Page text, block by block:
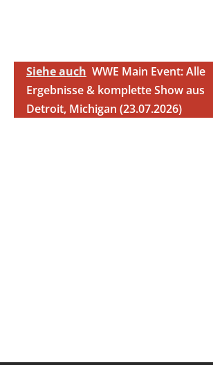
Siehe auch WWE Main Event: Alle
Ergebnisse & komplette Show aus
Detroit, Michigan (23.07.2026)